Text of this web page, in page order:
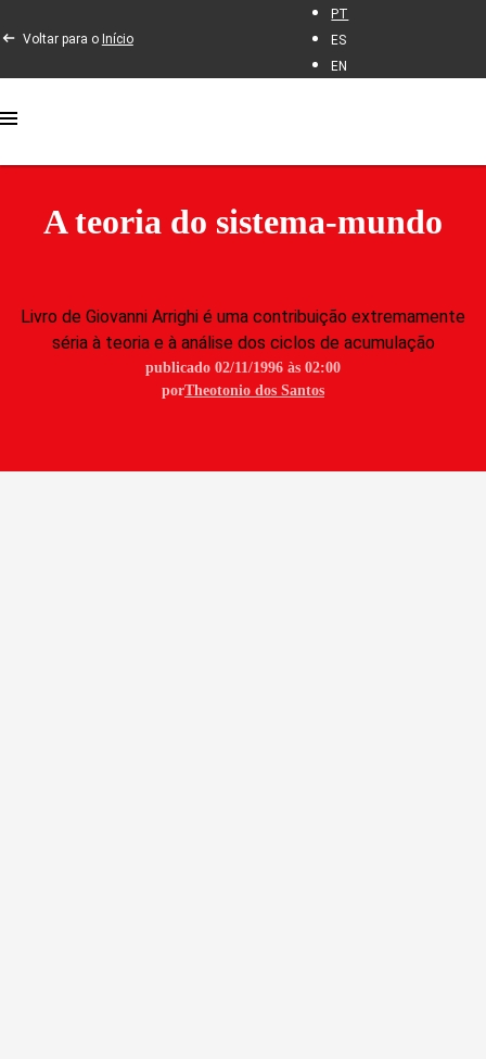
Voltar para o Início
PT
ES
EN
A teoria do sistema-mundo
Livro de Giovanni Arrighi é uma contribuição extremamente
séria à teoria e à análise dos ciclos de acumulação
publicado 02/11/1996 às 02:00
porTheotonio dos Santos